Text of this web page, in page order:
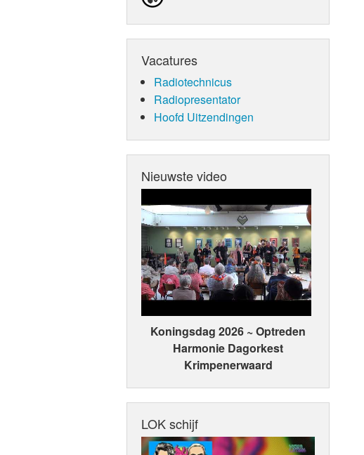
Vacatures
Radiotechnicus
Radiopresentator
Hoofd Uitzendingen
Nieuwste video
Koningsdag 2026 ~ Optreden
Harmonie Dagorkest
Krimpenerwaard
LOK schijf